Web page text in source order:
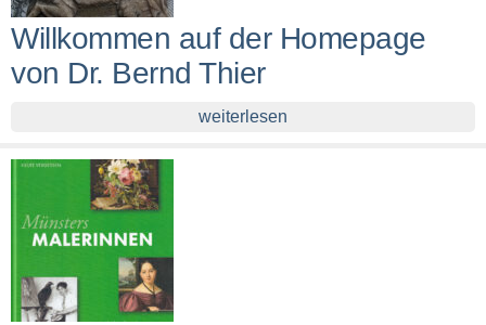
Willkommen auf der Homepage
von Dr. Bernd Thier
weiterlesen